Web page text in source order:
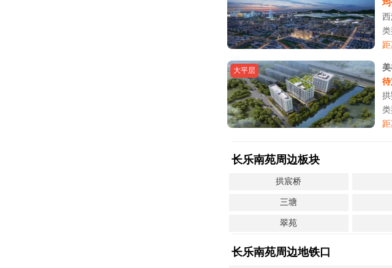
类
大平层
类
长乐南苑周边板块
拱宸桥
三塘
翠苑
长乐南苑周边地铁口